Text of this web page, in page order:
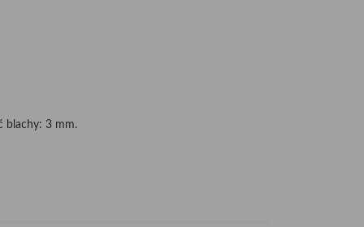
blachy: 3 mm.